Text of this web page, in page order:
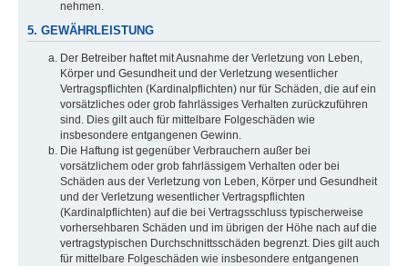
nehmen.
5. GEWÄHRLEISTUNG
Der Betreiber haftet mit Ausnahme der Verletzung von Leben,
Körper und Gesundheit und der Verletzung wesentlicher
Vertragspflichten (Kardinalpflichten) nur für Schäden, die auf ein
vorsätzliches oder grob fahrlässiges Verhalten zurückzuführen
sind. Dies gilt auch für mittelbare Folgeschäden wie
insbesondere entgangenen Gewinn.
Die Haftung ist gegenüber Verbrauchern außer bei
vorsätzlichem oder grob fahrlässigem Verhalten oder bei
Schäden aus der Verletzung von Leben, Körper und Gesundheit
und der Verletzung wesentlicher Vertragspflichten
(Kardinalpflichten) auf die bei Vertragsschluss typischerweise
vorhersehbaren Schäden und im übrigen der Höhe nach auf die
vertragstypischen Durchschnittsschäden begrenzt. Dies gilt auch
für mittelbare Folgeschäden wie insbesondere entgangenen